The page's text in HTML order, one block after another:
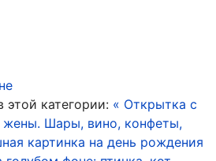
категории: « Открытка с
Шары, вино, конфеты,
картинка на день рождения